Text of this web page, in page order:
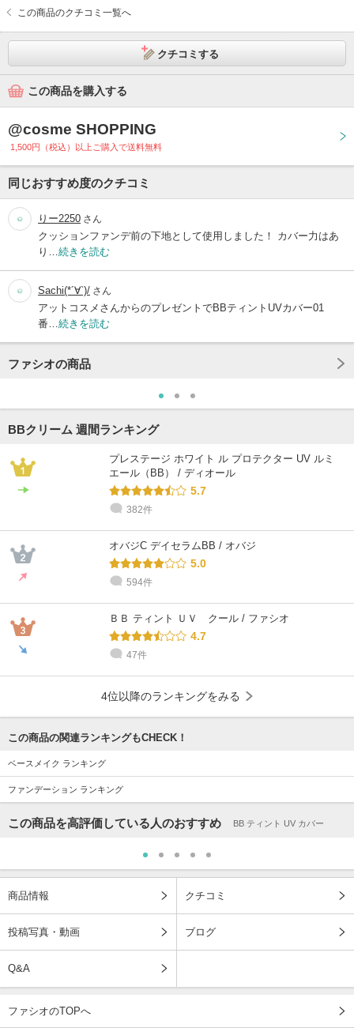
この商品のクチコミ一覧へ
クチコミする
この商品を購入する
@cosme SHOPPING
1,500円（税込）以上ご購入で送料無料
同じおすすめ度のクチコミ
りー2250 さん
クッションファンデ前の下地として使用しました！ カバー力はあ
り… 続きを読む
Sachi(*´∀`)/ さん
アットコスメさんからのプレゼントでBBティントUVカバー01
番… 続きを読む
ファシオの商品
BBクリーム 週間ランキング
プレステージ ホワイト ル プロテクター UV ルミ
エール（BB） / ディオール
5.7
382件
オバジC デイセラムBB / オバジ
5.0
594件
ＢＢ ティント ＵＶ クール / ファシオ
4.7
47件
4位以降のランキングをみる
この商品の関連ランキングもCHECK！
ベースメイク ランキング
ファンデーション ランキング
この商品を高評価している人のおすすめ BB ティント UV カバー
商品情報 クチコミ
投稿写真・動画 ブログ
Q&A
ファシオのTOPへ